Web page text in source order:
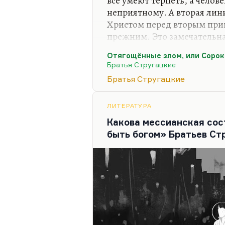
неприятному. А вторая
Христом перед вторым
прежним. Это
Христос, как у Мирера
«Евангелии Булгакова»,
Г.А. Носов, силовая –
как реакция на большой
переходная. Я думаю, мы
Отягощённые злом, или Сорок
Братья Стругацкие
Братья Стругацкие
ЛИТЕРАТУРА
Какова мессианская
быть богом» Братьев